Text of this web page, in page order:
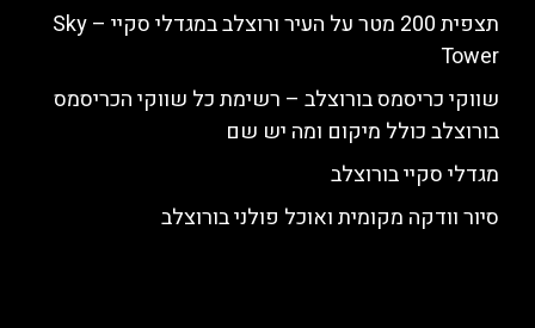
תצפית 200 מטר על העיר ורוצלב במגדלי סקיי – Sky
Tower
שווקי כריסמס בורוצלב – רשימת כל שווקי הכריסמס
בורוצלב כולל מיקום ומה יש שם
מגדלי סקיי בורוצלב
סיור וודקה מקומית ואוכל פולני בורוצלב